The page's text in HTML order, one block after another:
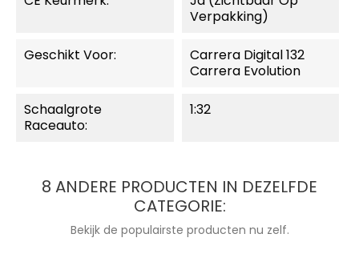
Verpakking)
Geschikt Voor:
Carrera Digital 132
Carrera Evolution
Schaalgrote
Raceauto:
1:32
8 ANDERE PRODUCTEN IN DEZELFDE
CATEGORIE:
Bekijk de populairste producten nu zelf.